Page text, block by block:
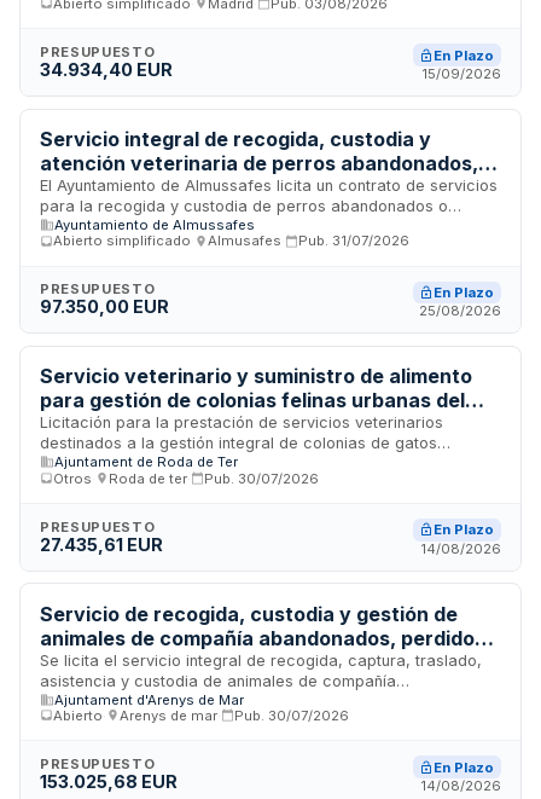
Consejo Superior de Investigaciones Científicas. El contrato
control sanitario en las instalaciones de cría y mantenimiento
de animales de laboratorio utilizados en investigación
Abierto simplificado
Madrid Pub. 03/08/2026
PRESUPUESTO
34.934,40 EUR
En Plazo
15/09/2026
Servicio integral de recogida, custodia y
atención veterinaria de perros abandonados,
gestión de colonias felinas y suministro de
alimento para animales - Ayuntamiento de
Almussafes
El Ayuntamiento de Almussafes licita un contrato de servicios
para la recogida y custodia de perros abandonados o
extraviados en vía pública e instalaciones municipales,
atención veterinaria de los animales, gestión de colonias
contrato comprende tres lotes diferenciados: custodia de
perros y gestión de colonias felinas, servicios veterinarios, y
suministro de alimento para animales. Se trata de un contrato
administrativo de servicios con duración inicial de un año,
sometido a la Ley de Contratos del Sector Público.
Ayuntamiento de Almussafes
Abierto simplificado
Almusafes Pub. 31/07/2026
PRESUPUESTO
97.350,00 EUR
En Plazo
25/08/2026
Servicio veterinario y suministro de alimento
para gestión de colonias felinas urbanas del
municipio
Licitación para la prestación de servicios veterinarios
destinados a la gestión integral de colonias de gatos
urbanos, incluyendo atención sanitaria y el suministro de
alimento para su alimentación, conforme al programa
adjudicará mediante procedimiento abierto simplificado
abreviado considerando criterios de mejor calidad-precio.
Ajuntament de Roda de Ter
Otros
Roda de ter Pub. 30/07/2026
PRESUPUESTO
27.435,61 EUR
En Plazo
14/08/2026
Servicio de recogida, custodia y gestión de
animales de compañía abandonados, perdidos
y decomisados en Arenys de Mar
Se licita el servicio integral de recogida, captura, traslado,
asistencia y custodia de animales de compañía
abandonados, perdidos, heridos, asilvestrados o
decomisados en el municipio de Arenys de Mar. El contratista
incluyendo la recogida de animales muertos en vía pública. El
servicio tiene una duración de tres años con posibilidad de
Ajuntament d'Arenys de Mar
Abierto
Arenys de mar Pub. 30/07/2026
PRESUPUESTO
153.025,68 EUR
En Plazo
14/08/2026